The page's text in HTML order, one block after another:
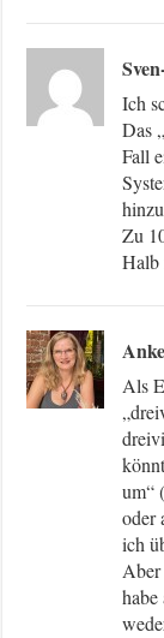
Ich
Das
Fall
Zu
Halb
Als
um“
oder
ich
Aber